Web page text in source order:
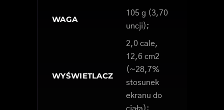
WAGA
105 g (3,70
uncji);
WYŚWIETLACZ
2,0 cale,
12,6 cm2
(~28,7%
stosunek
ekranu do